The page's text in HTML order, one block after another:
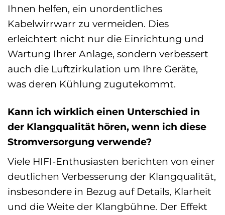
Ihnen helfen, ein unordentliches
Kabelwirrwarr zu vermeiden. Dies
erleichtert nicht nur die Einrichtung und
Wartung Ihrer Anlage, sondern verbessert
auch die Luftzirkulation um Ihre Geräte,
was deren Kühlung zugutekommt.
Kann ich wirklich einen Unterschied in
der Klangqualität hören, wenn ich diese
Stromversorgung verwende?
Viele HIFI-Enthusiasten berichten von einer
deutlichen Verbesserung der Klangqualität,
insbesondere in Bezug auf Details, Klarheit
und die Weite der Klangbühne. Der Effekt